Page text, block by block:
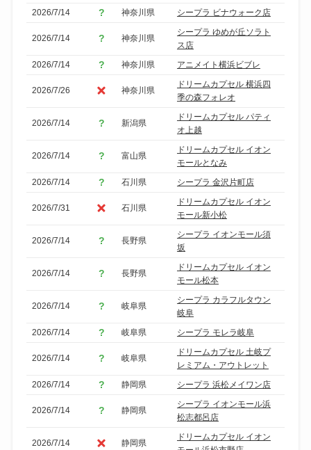
2026/7/14
神奈川県 シープラ ビナウォーク店
2026/7/14 神奈川県
シープラ ゆめが丘ソラト
ス店
2026/7/14
神奈川県 アニメイト横浜ビブレ
2026/7/26 神奈川県
ドリームカプセル 横浜四
季の森フォレオ
2026/7/14 新潟県
ドリームカプセル パティ
オ上越
2026/7/14 富山県
ドリームカプセル イオン
モールとなみ
2026/7/14
石川県 シープラ 金沢片町店
2026/7/31 石川県
ドリームカプセル イオン
モール新小松
2026/7/14 長野県
シープラ イオンモール須
坂
2026/7/14 長野県
ドリームカプセル イオン
モール松本
2026/7/14 岐阜県
シープラ カラフルタウン
岐阜
2026/7/14
岐阜県 シープラ モレラ岐阜
2026/7/14 岐阜県
ドリームカプセル 土岐プ
レミアム・アウトレット
2026/7/14
静岡県 シープラ 浜松メイワン店
2026/7/14 静岡県
シープラ イオンモール浜
松志都呂店
2026/7/14 静岡県
ドリームカプセル イオン